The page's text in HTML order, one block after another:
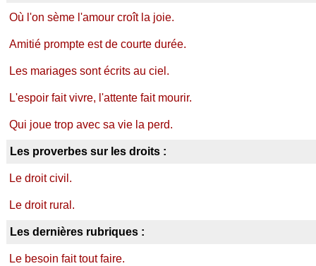
Où l'on sème l'amour croît la joie.
Amitié prompte est de courte durée.
Les mariages sont écrits au ciel.
L'espoir fait vivre, l'attente fait mourir.
Qui joue trop avec sa vie la perd.
Les proverbes sur les droits :
Le droit civil.
Le droit rural.
Les dernières rubriques :
Le besoin fait tout faire.